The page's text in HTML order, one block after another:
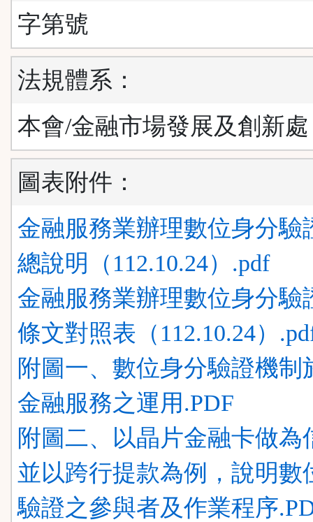
字第號
法規體系：
本會/金融市場發展及創新處
圖表附件：
金融服務業辦理數位身分驗
總說明（112.10.24）.pdf
金融服務業辦理數位身分驗
條文對照表（112.10.24）
附圖一、數位身分驗證機制
金融服務之運用.PDF
附圖二、以晶片金融卡做為
並以跨行提款為例，說明數
驗證之參與者及作業程序